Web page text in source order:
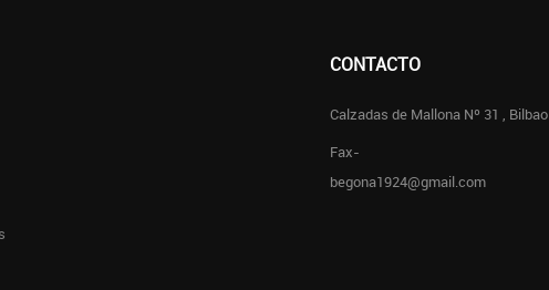
CONTACTO
Calzadas de Mallona Nº 31 , Bilbao
Fax-
begona1924@gmail.com